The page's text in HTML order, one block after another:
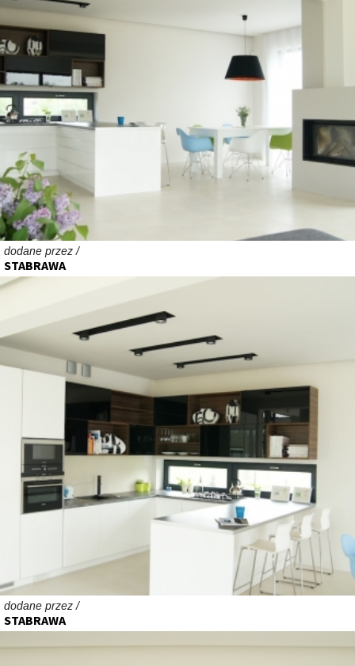
dodane przez /
STABRAWA
dodane przez /
STABRAWA